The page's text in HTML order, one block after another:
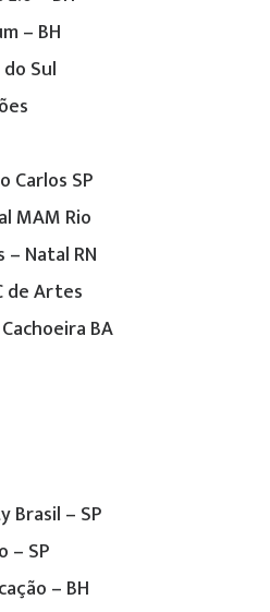
– BH
Sul
Carlos SP
MAM Rio
– Natal RN
de Artes
BA
Brasil – SP
– SP
– BH